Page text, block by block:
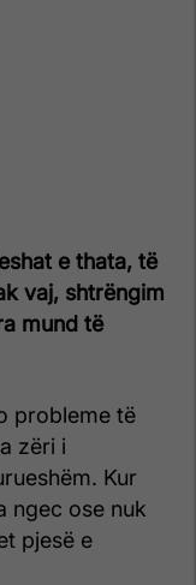
e thata, të
vaj, shtrëngim
mund të
probleme të
zëri i
Kur
ngec ose nuk
pjesë e